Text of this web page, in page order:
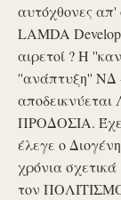
αυτόχθονες απ'
LAMDA
αιρετοί ? Η
''ανάπτυξη'' ΝΔ
ΠΡΟΔΟΣΙΑ.
έλεγε ο
χρόνια σχετικά
τον